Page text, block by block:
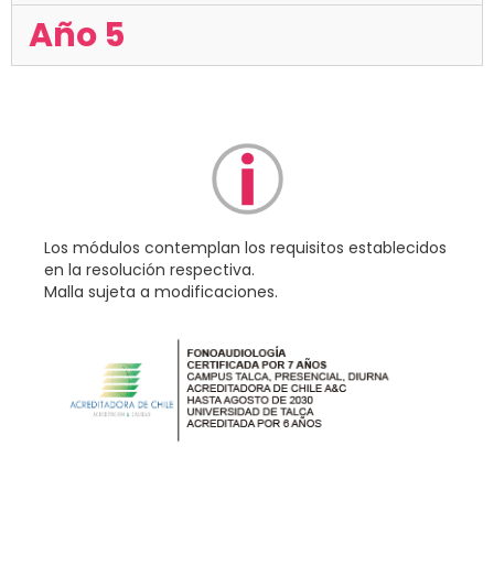
Año 5
Los módulos contemplan los requisitos establecidos
en la resolución respectiva.
Malla sujeta a modificaciones.